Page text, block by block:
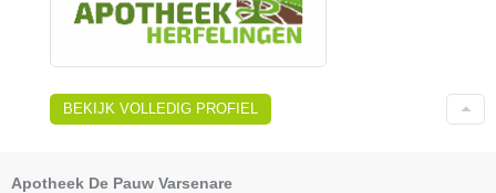
BEKIJK VOLLEDIG PROFIEL
Apotheek De Pauw Varsenare